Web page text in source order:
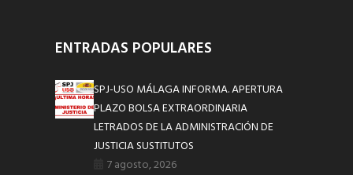
ENTRADAS POPULARES
SPJ-USO MÁLAGA INFORMA. APERTURA
PLAZO BOLSA EXTRAORDINARIA
LETRADOS DE LA ADMINISTRACIÓN DE
JUSTICIA SUSTITUTOS
7 agosto, 2026